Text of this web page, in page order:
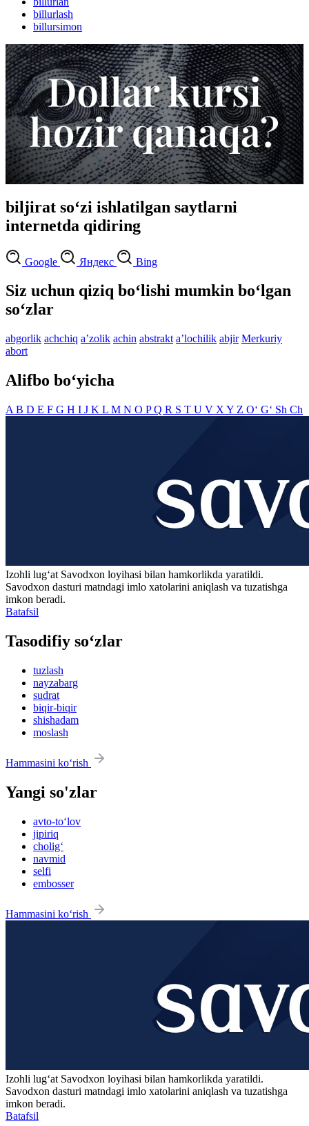
billurlash
billursimon
biljirat so‘zi ishlatilgan saytlarni
internetda qidiring
Google Яндекс Bing
Siz uchun qiziq bo‘lishi mumkin bo‘lgan
so‘zlar
abgorlik achchiq aʼzolik achin abstrakt aʼlochilik abjir Merkuriy
abort
Alifbo bo‘yicha
A B D E F G H I J K L M N O PQ R S T U V X Y Z O‘ G‘ Sh Ch
Izohli lugʻat Savodxon loyihasi bilan hamkorlikda yaratildi.
Savodxon dasturi matndagi imlo xatolarini aniqlash va tuzatishga
imkon beradi.
Batafsil
Tasodifiy so‘zlar
tuzlash
nayzabarg
sudrat
biqir-biqir
shishadam
moslash
Hammasini ko‘rish
Yangi so'zlar
avto-to‘lov
jipiriq
cholig‘
navmid
selfi
embosser
Hammasini ko‘rish
Izohli lugʻat Savodxon loyihasi bilan hamkorlikda yaratildi.
Savodxon dasturi matndagi imlo xatolarini aniqlash va tuzatishga
imkon beradi.
Batafsil